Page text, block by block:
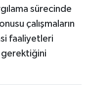
sürecinde
çalışmaların
faaliyetleri
gerektiğini